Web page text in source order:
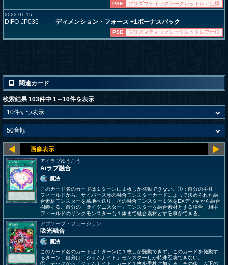
PSE
プリズマティックシークレットレア仕様
2022-01-15
DIFO-JP035 ディメンション・フォース +1ボーナスパック
PSE プリズマティックシークレットレア仕様
関連カード
検索結果 103件中 1～10件を表示
アイラブゆうごう
Aiラブ融合
魔法
このカード名のカードは１ターンに１枚しか発動できない。①：自分の手札・
フィールドから、サイバース族の融合モンスターカードによって決められた融
合素材モンスターを墓地へ送り、その融合モンスター１体をEXデッキから融合
召喚する。自分の「＠イグニスター」モンスターを融合素材とする場合、相手
フィールドのリンクモンスターも１体まで融合素材とする事ができる。
アブソープ・フュージョン
吸光融合
魔法
このカード名のカードは１ターンに１枚しか発動できず、このカードを発動す
るターン、自分は「ジェムナイト」モンスターしか特殊召喚できない。
①：デッキから「ジェムナイト」カード１枚を手札に加える。その後、以下の